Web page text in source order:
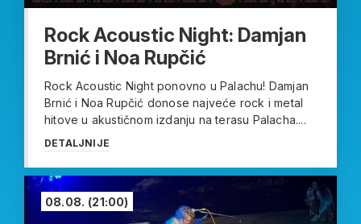
Rock Acoustic Night: Damjan
Brnić i Noa Rupčić
Rock Acoustic Night ponovno u Palachu! Damjan
Brnić i Noa Rupčić donose najveće rock i metal
hitove u akustičnom izdanju na terasu Palacha....
DETALJNIJE
08.08. (21:00)